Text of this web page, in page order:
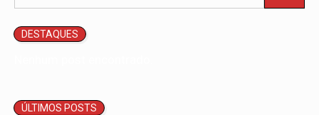
DESTAQUES
ÚLTIMOS POSTS